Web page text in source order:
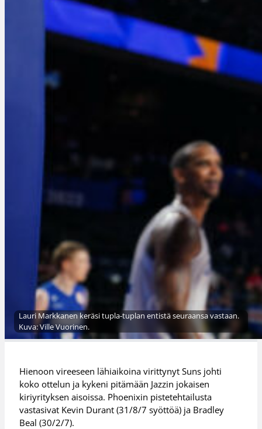
Lauri Markkanen keräsi tupla-tuplan entistä seuraansa vastaan.
Kuva: Ville Vuorinen.
Hienoon vireeseen lähiaikoina virittynyt Suns johti
koko ottelun ja kykeni pitämään Jazzin jokaisen
kiriyrityksen aisoissa. Phoenixin pistetehtailusta
vastasivat Kevin Durant (31/8/7 syöttöä) ja Bradley
Beal (30/2/7).